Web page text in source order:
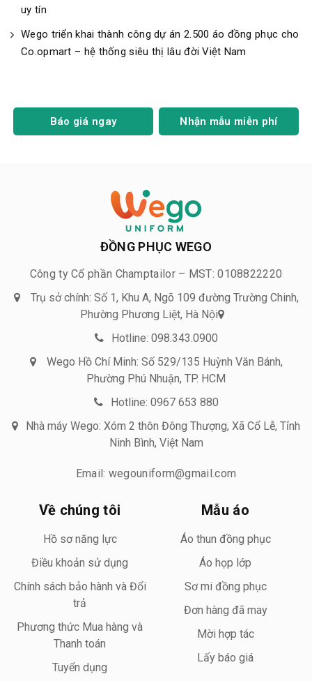
uy tín
Wego triển khai thành công dự án 2.500 áo đồng phục cho
Co.opmart – hệ thống siêu thị lâu đời Việt Nam
Báo giá ngay Nhận mẫu miễn phí
ĐỒNG PHỤC WEGO
Công ty Cổ phần Champtailor – MST: 0108822220
Trụ sở chính: Số 1, Khu A, Ngõ 109 đường Trường Chinh,
Phường Phương Liệt, Hà Nội
Hotline: 098.343.0900
Wego Hồ Chí Minh: Số 529/135 Huỳnh Văn Bánh,
Phường Phú Nhuận, TP. HCM
Hotline: 0967 653 880
Nhà máy Wego: Xóm 2 thôn Đông Thượng, Xã Cổ Lễ, Tỉnh
Ninh Bình, Việt Nam
Email: wegouniform@gmail.com
Về chúng tôi
Hồ sơ năng lực
Điều khoản sử dụng
Chính sách bảo hành và Đổi
trả
Phương thức Mua hàng và
Thanh toán
Tuyển dụng
Mẫu áo
Áo thun đồng phục
Áo họp lớp
Sơ mi đồng phục
Đơn hàng đã may
Mời hợp tác
Lấy báo giá